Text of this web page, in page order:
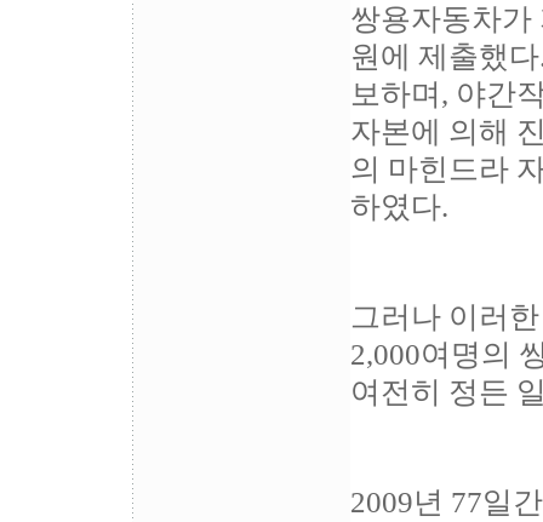
쌍용자동차가
원에 제출했
보하며, 야간
자본에 의해
의 마힌드라
하였다.
그러나 이러
2,000여명의
여전히 정든
2009년 77일